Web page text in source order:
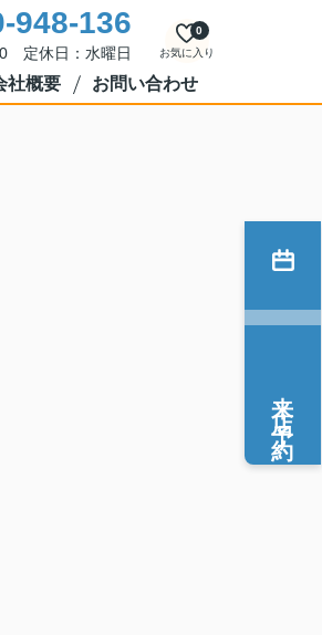
948-136
定休日：水曜日 お気に入り
0
社概要 お問い合わせ
来店予約